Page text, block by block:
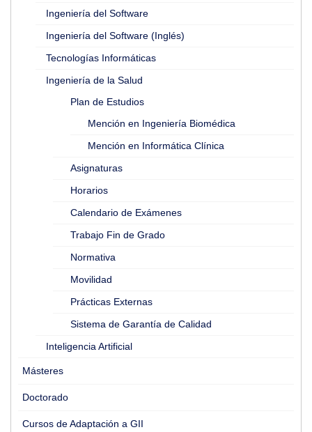
Ingeniería del Software
Ingeniería del Software (Inglés)
Tecnologías Informáticas
Ingeniería de la Salud
Plan de Estudios
Mención en Ingeniería Biomédica
Mención en Informática Clínica
Asignaturas
Horarios
Calendario de Exámenes
Trabajo Fin de Grado
Normativa
Movilidad
Prácticas Externas
Sistema de Garantía de Calidad
Inteligencia Artificial
Másteres
Doctorado
Cursos de Adaptación a GII